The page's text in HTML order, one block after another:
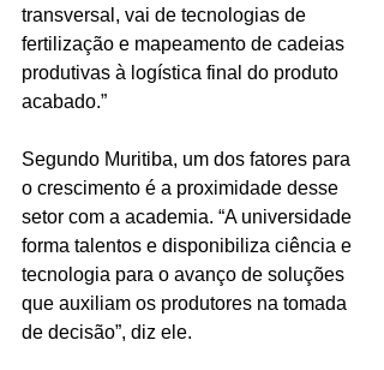
transversal, vai de tecnologias de
fertilização e mapeamento de cadeias
produtivas à logística final do produto
acabado.”
Segundo Muritiba, um dos fatores para
o crescimento é a proximidade desse
setor com a academia. “A universidade
forma talentos e disponibiliza ciência e
tecnologia para o avanço de soluções
que auxiliam os produtores na tomada
de decisão”, diz ele.